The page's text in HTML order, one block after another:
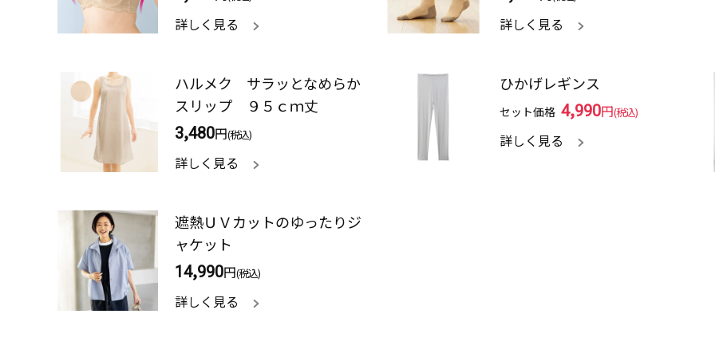
詳しく見る 詳しく見る
ハルメク サラッとなめらか
スリップ ９５ｃｍ丈
3,480円(税込)
詳しく見る
ひかげレギンス
セット価格 4,990円(税込)
詳しく見る
遮熱ＵＶカットのゆったりジ
ャケット
14,990円(税込)
詳しく見る